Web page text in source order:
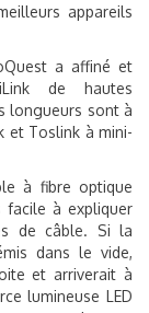
appareils
a affiné et
de hautes
longueurs sont à
et Toslink à mini-
à fibre optique
à expliquer
de câble. Si la
dans le vide,
et arriverait à
lumineuse LED